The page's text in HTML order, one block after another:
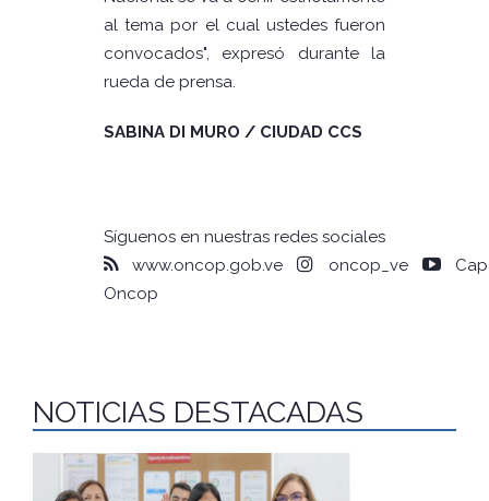
al tema por el cual ustedes fueron
convocados", expresó durante la
rueda de prensa.
SABINA DI MURO / CIUDAD CCS
Síguenos en nuestras redes sociales
www.oncop.gob.ve
oncop_ve
Oncop
NOTICIAS DESTACADAS